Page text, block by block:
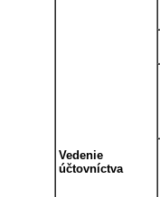
Vedenie
účtovníctva